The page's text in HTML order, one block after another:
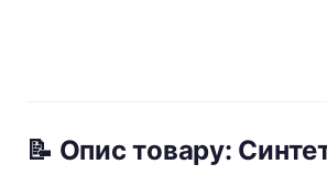
📝 Опис товару: